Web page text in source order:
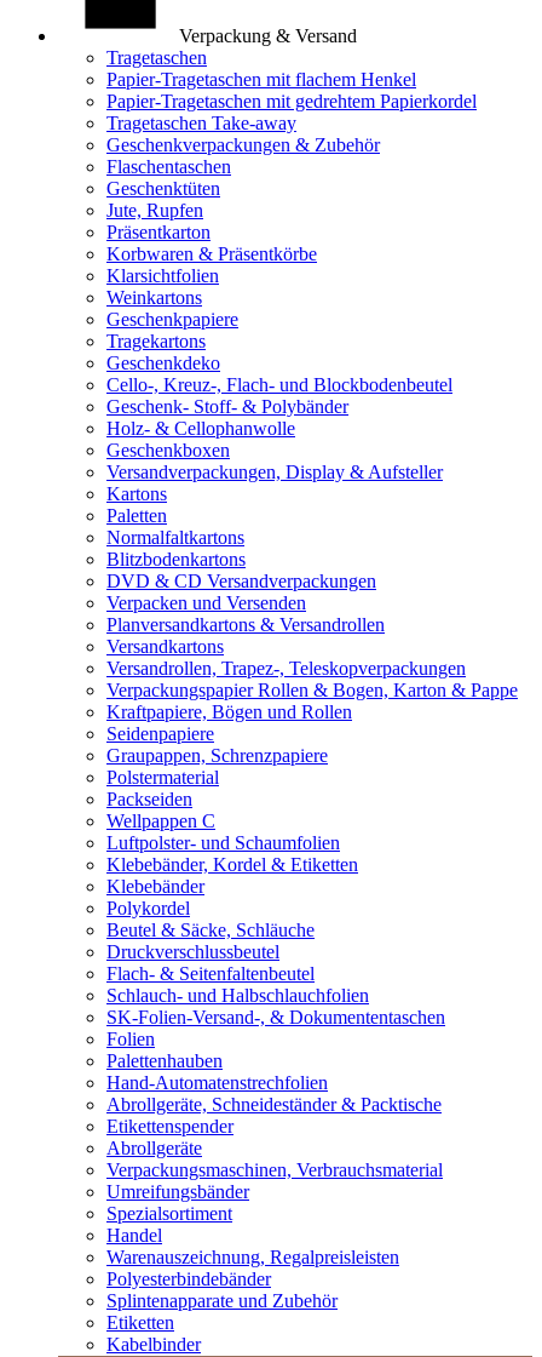
Verpackung & Versand
Tragetaschen
Papier-Tragetaschen mit flachem Henkel
Papier-Tragetaschen mit gedrehtem Papierkordel
Tragetaschen Take-away
Geschenkverpackungen & Zubehör
Flaschentaschen
Geschenktüten
Jute, Rupfen
Präsentkarton
Korbwaren & Präsentkörbe
Klarsichtfolien
Weinkartons
Geschenkpapiere
Tragekartons
Geschenkdeko
Cello-, Kreuz-, Flach- und Blockbodenbeutel
Geschenk- Stoff- & Polybänder
Holz- & Cellophanwolle
Geschenkboxen
Versandverpackungen, Display & Aufsteller
Kartons
Paletten
Normalfaltkartons
Blitzbodenkartons
DVD & CD Versandverpackungen
Verpacken und Versenden
Planversandkartons & Versandrollen
Versandkartons
Versandrollen, Trapez-, Teleskopverpackungen
Verpackungspapier Rollen & Bogen, Karton & Pappe
Kraftpapiere, Bögen und Rollen
Seidenpapiere
Graupappen, Schrenzpapiere
Polstermaterial
Packseiden
Wellpappen C
Luftpolster- und Schaumfolien
Klebebänder, Kordel & Etiketten
Klebebänder
Polykordel
Beutel & Säcke, Schläuche
Druckverschlussbeutel
Flach- & Seitenfaltenbeutel
Schlauch- und Halbschlauchfolien
SK-Folien-Versand-, & Dokumententaschen
Folien
Palettenhauben
Hand-Automatenstrechfolien
Abrollgeräte, Schneideständer & Packtische
Etikettenspender
Abrollgeräte
Verpackungsmaschinen, Verbrauchsmaterial
Umreifungsbänder
Spezialsortiment
Handel
Warenauszeichnung, Regalpreisleisten
Polyesterbindebänder
Splintenapparate und Zubehör
Etiketten
Kabelbinder